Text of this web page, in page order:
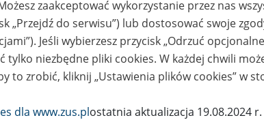
grudnia
2025
Fundusz Ubezpieczeń
października
2025
Plan FUS na 2026 r.:
października
zaakceptować wykorzystanie przez nas
„Przejdź do serwisu”) lub dostosować swoje
Jeśli wybierzesz przycisk „Odrzuć
tylko niezbędne pliki cookies. W każdej chwili
to zrobić, kliknij „Ustawienia plików cookies” w
dla www.zus.plostatnia aktualizacja 19.08.2024 r.